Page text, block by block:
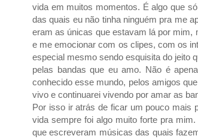
vida em muitos momentos. É algo que
das quais eu não tinha ninguém pra me
eram as únicas que estavam lá por
e me emocionar com os clipes, com os
especial mesmo sendo esquisita do jeito
pelas bandas que eu amo. Não é
conhecido esse mundo, pelos amigos
vivo e continuarei vivendo por amar as
Por isso ir atrás de ficar um pouco mais
vida sempre foi algo muito forte pra
que escreveram músicas das quais